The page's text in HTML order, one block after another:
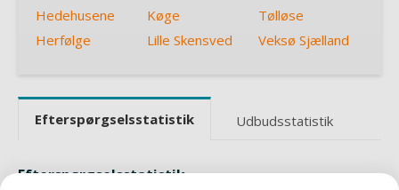
Hedehusene
Køge
Tølløse
Herfølge
Lille Skensved Veksø Sjælland
Efterspørgselsstatistik Udbudsstatistik
Efterspørgselsstatistik